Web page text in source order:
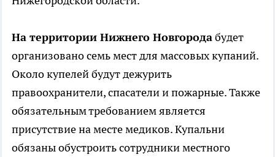
На территории Нижнего Новгородабудет
организовано семь мест для массовых купаний.
Около купелей будут дежурить
правоохранители, спасатели и пожарные. Также
обязательным требованием является
присутствие на месте медиков. Купальни
обязаны обустроить сотрудники местного